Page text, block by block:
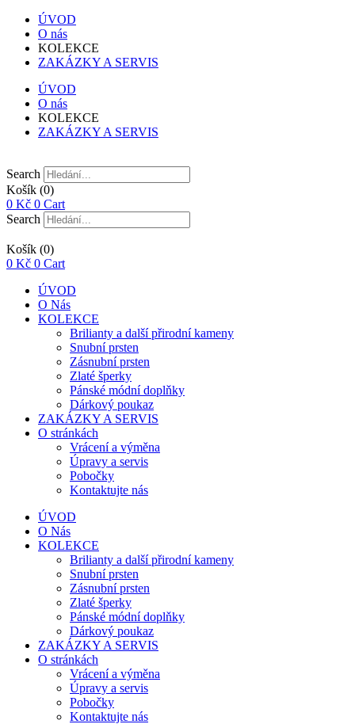
ÚVOD
O nás
KOLEKCE
ZAKÁZKY A SERVIS
ÚVOD
O nás
KOLEKCE
ZAKÁZKY A SERVIS
Search
Košík (0)
0 Kč 0 Cart
Search
Košík (0)
0 Kč 0 Cart
ÚVOD
O Nás
KOLEKCE
Brilianty a další přirodní kameny
Snubní prsten
Zásnubní prsten
Zlaté šperky
Pánské módní doplňky
Dárkový poukaz
ZAKÁZKY A SERVIS
O stránkách
Vrácení a výměna
Úpravy a servis
Pobočky
Kontaktujte nás
ÚVOD
O Nás
KOLEKCE
Brilianty a další přirodní kameny
Snubní prsten
Zásnubní prsten
Zlaté šperky
Pánské módní doplňky
Dárkový poukaz
ZAKÁZKY A SERVIS
O stránkách
Vrácení a výměna
Úpravy a servis
Pobočky
Kontaktujte nás